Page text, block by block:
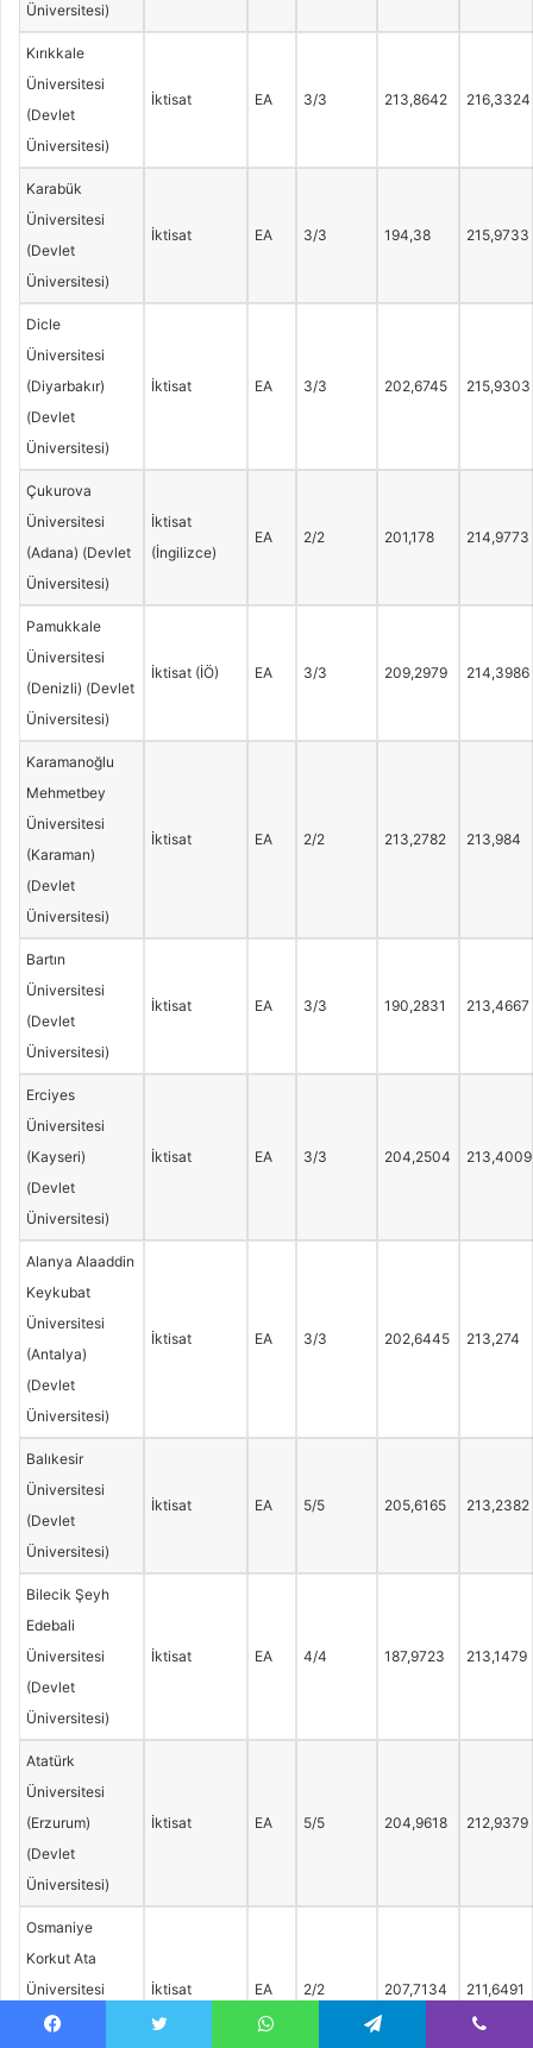
Üniversitesi)
Kırıkkale
Üniversitesi
(Devlet
Üniversitesi)
İktisat EA 3/3 213,8642 216,3324
Karabük
Üniversitesi
(Devlet
Üniversitesi)
İktisat EA 3/3 194,38 215,9733
Dicle
Üniversitesi
(Diyarbakır)
(Devlet
Üniversitesi)
İktisat EA 3/3 202,6745 215,9303
Çukurova
Üniversitesi
(Adana) (Devlet
Üniversitesi)
İktisat
(İngilizce)
EA 2/2 201,178 214,9773
Pamukkale
Üniversitesi
(Denizli) (Devlet
Üniversitesi)
İktisat (İÖ) EA 3/3 209,2979 214,3986
Karamanoğlu
Mehmetbey
Üniversitesi
(Karaman)
(Devlet
Üniversitesi)
İktisat EA 2/2 213,2782 213,984
Bartın
Üniversitesi
(Devlet
Üniversitesi)
İktisat EA 3/3 190,2831 213,4667
Erciyes
Üniversitesi
(Kayseri)
(Devlet
Üniversitesi)
İktisat EA 3/3 204,2504 213,4009
Alanya Alaaddin
Keykubat
Üniversitesi
(Antalya)
(Devlet
Üniversitesi)
İktisat EA 3/3 202,6445 213,274
Balıkesir
Üniversitesi
(Devlet
Üniversitesi)
İktisat EA 5/5 205,6165 213,2382
Bilecik Şeyh
Edebali
Üniversitesi
(Devlet
Üniversitesi)
İktisat EA 4/4 187,9723 213,1479
Atatürk
Üniversitesi
(Erzurum)
(Devlet
Üniversitesi)
İktisat EA 5/5 204,9618 212,9379
Osmaniye
Korkut Ata
Üniversitesi
(Devlet
İktisat EA 2/2 207,7134 211,6491